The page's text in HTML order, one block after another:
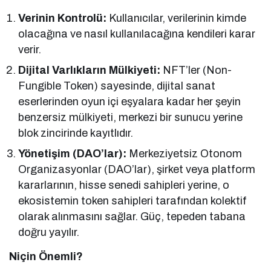
Verinin Kontrolü: Kullanıcılar, verilerinin kimde
olacağına ve nasıl kullanılacağına kendileri karar
verir.
Dijital Varlıkların Mülkiyeti: NFT’ler (Non-
Fungible Token) sayesinde, dijital sanat
eserlerinden oyun içi eşyalara kadar her şeyin
benzersiz mülkiyeti, merkezi bir sunucu yerine
blok zincirinde kayıtlıdır.
Yönetişim (DAO’lar): Merkeziyetsiz Otonom
Organizasyonlar (DAO’lar), şirket veya platform
kararlarının, hisse senedi sahipleri yerine, o
ekosistemin token sahipleri tarafından kolektif
olarak alınmasını sağlar. Güç, tepeden tabana
doğru yayılır.
Niçin Önemli?